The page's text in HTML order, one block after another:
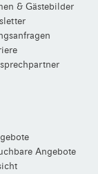
& Gästebilder
Angebote